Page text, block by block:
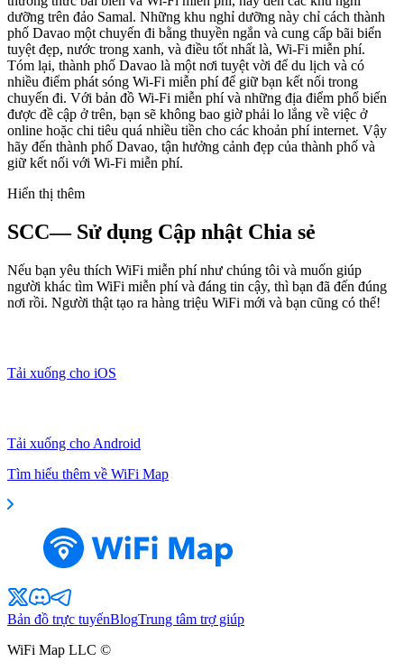
dưỡng trên đảo Samal. Những khu nghỉ dưỡng này chỉ cách thành
phố Davao một chuyến đi bằng thuyền ngắn và cung cấp bãi biển
tuyệt đẹp, nước trong xanh, và điều tốt nhất là, Wi-Fi miễn phí.
Tóm lại, thành phố Davao là một nơi tuyệt vời để du lịch và có
nhiều điểm phát sóng Wi-Fi miễn phí để giữ bạn kết nối trong
chuyến đi. Với bản đồ Wi-Fi miễn phí và những địa điểm phổ biến
được đề cập ở trên, bạn sẽ không bao giờ phải lo lắng về việc ở
online hoặc chi tiêu quá nhiều tiền cho các khoản phí internet. Vậy
hãy đến thành phố Davao, tận hưởng cảnh đẹp của thành phố và
giữ kết nối với Wi-Fi miễn phí.
Hiển thị thêm
SCC— Sử dụng Cập nhật Chia sẻ
Nếu bạn yêu thích WiFi miễn phí như chúng tôi và muốn giúp
người khác tìm WiFi miễn phí và đáng tin cậy, thì bạn đã đến đúng
nơi rồi. Người thật tạo ra hàng triệu WiFi mới và bạn cũng có thể!
Tải xuống cho iOS
Tải xuống cho Android
Tìm hiểu thêm về WiFi Map
Bản đồ trực tuyếnBlogTrung tâm trợ giúp
WiFi Map LLC ©